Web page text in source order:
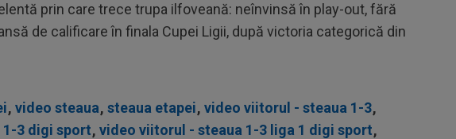
prin care trece trupa ilfoveană: neînvinsă în play-out, fără
de calificare în finala Cupei Ligii, după victoria categorică din
, video steaua, steaua etapei, video viitorul - steaua 1-3,
3 digi sport, video viitorul - steaua 1-3 liga 1 digi sport,